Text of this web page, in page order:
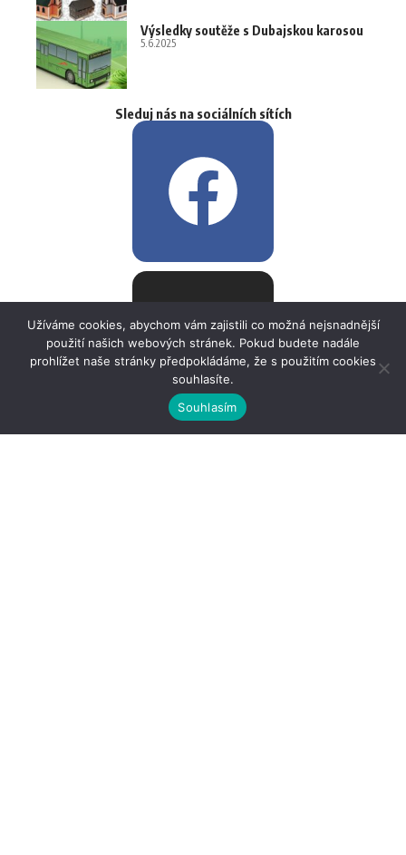
Výsledky soutěže s Dubajskou karosou
5.6.2025
Sleduj nás na sociálních sítích
Užíváme cookies, abychom vám zajistili co možná nejsnadnější
použití našich webových stránek. Pokud budete nadále
prohlížet naše stránky předpokládáme, že s použitím cookies
souhlasíte.
Souhlasím